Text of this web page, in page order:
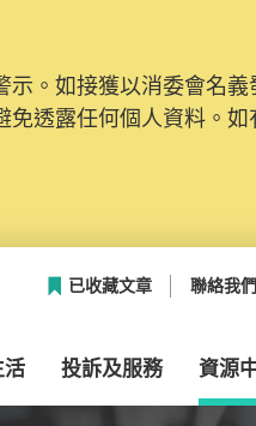
。如接獲以消委會名
透露任何個人資料。
已收藏文章 聯絡我們
投訴及服務 資源